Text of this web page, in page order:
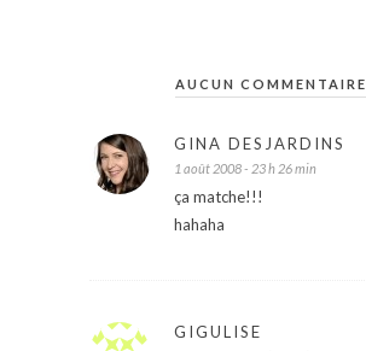
AUCUN COMMENTAIRE
GINA DESJARDINS
1 août 2008 - 23 h 26 min
ça matche!!!
hahaha
GIGULISE